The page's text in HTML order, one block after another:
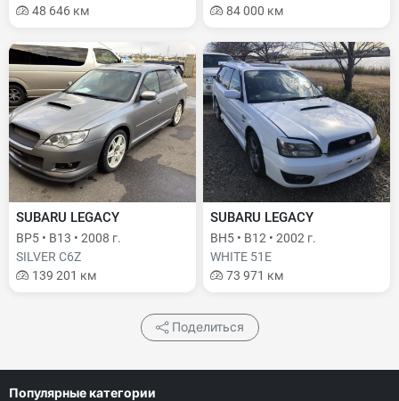
48 646 км
84 000 км
SUBARU LEGACY
BP5 • B13 • 2008 г.
SILVER C6Z
139 201 км
SUBARU LEGACY
BH5 • B12 • 2002 г.
WHITE 51E
73 971 км
Поделиться
Популярные категории